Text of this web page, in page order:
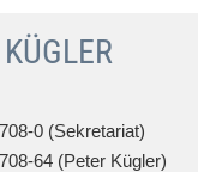
0 (Sekretariat)
64 (Peter Kügler)